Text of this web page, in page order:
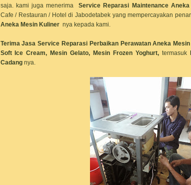
saja. kami juga menerimaService Reparasi Maintenance
Cafe / Restauran / Hotel di Jabodetabek yang mempercayakan
Aneka Mesin Kulinernya kepada kami.
Terima Jasa Service Reparasi Perbaikan Perawatan Aneka
Soft Ice Cream, Mesin Gelato, Mesin Frozen Yoghurt,termasuk
Cadangnya.